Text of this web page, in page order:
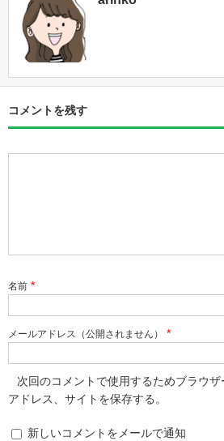
コメントを残す
名前 *
メールアドレス（公開されません） *
次回のコメントで使用するためブラウ
アドレス、サイトを保存する。
新しいコメントをメールで通知